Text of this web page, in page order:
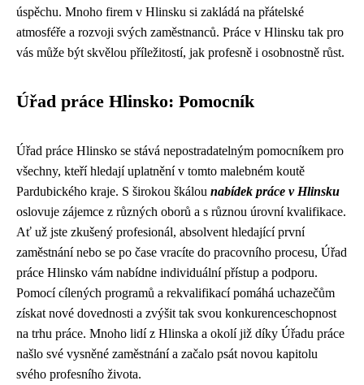
úspěchu. Mnoho firem v Hlinsku si zakládá na přátelské
atmosféře a rozvoji svých zaměstnanců. Práce v Hlinsku tak pro
vás může být skvělou příležitostí, jak profesně i osobnostně růst.
Úřad práce Hlinsko: Pomocník
Úřad práce Hlinsko se stává nepostradatelným pomocníkem pro
všechny, kteří hledají uplatnění v tomto malebném koutě
Pardubického kraje. S širokou škálou nabídek práce v Hlinsku
oslovuje zájemce z různých oborů a s různou úrovní kvalifikace.
Ať už jste zkušený profesionál, absolvent hledající první
zaměstnání nebo se po čase vracíte do pracovního procesu, Úřad
práce Hlinsko vám nabídne individuální přístup a podporu.
Pomocí cílených programů a rekvalifikací pomáhá uchazečům
získat nové dovednosti a zvýšit tak svou konkurenceschopnost
na trhu práce. Mnoho lidí z Hlinska a okolí již díky Úřadu práce
našlo své vysněné zaměstnání a začalo psát novou kapitolu
svého profesního života.